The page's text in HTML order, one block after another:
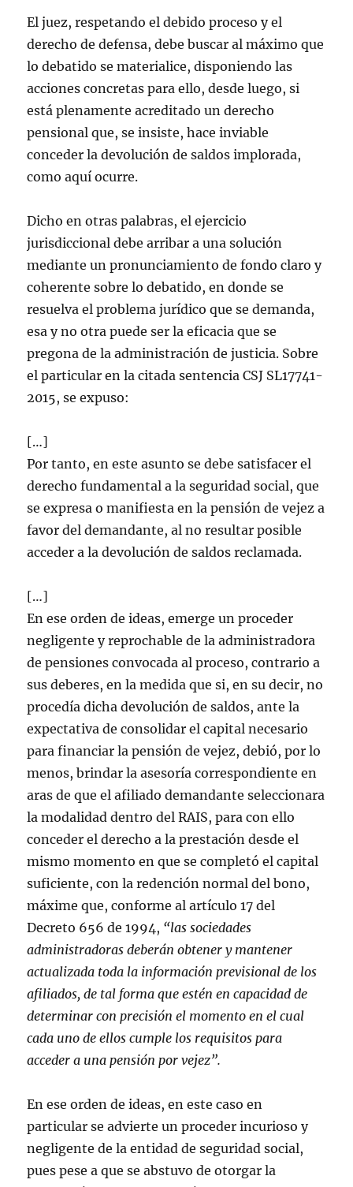
El juez, respetando el debido proceso y el
derecho de defensa, debe buscar al máximo que
lo debatido se materialice, disponiendo las
acciones concretas para ello, desde luego, si
está plenamente acreditado un derecho
pensional que, se insiste, hace inviable
conceder la devolución de saldos implorada,
como aquí ocurre.
Dicho en otras palabras, el ejercicio
jurisdiccional debe arribar a una solución
mediante un pronunciamiento de fondo claro y
coherente sobre lo debatido, en donde se
resuelva el problema jurídico que se demanda,
esa y no otra puede ser la eficacia que se
pregona de la administración de justicia. Sobre
el particular en la citada sentencia CSJ SL17741-
2015, se expuso:
[…]
Por tanto, en este asunto se debe satisfacer el
derecho fundamental a la seguridad social, que
se expresa o manifiesta en la pensión de vejez a
favor del demandante, al no resultar posible
acceder a la devolución de saldos reclamada.
[…]
En ese orden de ideas, emerge un proceder
negligente y reprochable de la administradora
de pensiones convocada al proceso, contrario a
sus deberes, en la medida que si, en su decir, no
procedía dicha devolución de saldos, ante la
expectativa de consolidar el capital necesario
para financiar la pensión de vejez, debió, por lo
menos, brindar la asesoría correspondiente en
aras de que el afiliado demandante seleccionara
la modalidad dentro del RAIS, para con ello
conceder el derecho a la prestación desde el
mismo momento en que se completó el capital
suficiente, con la redención normal del bono,
máxime que, conforme al artículo 17 del
Decreto 656 de 1994, “las sociedades
administradoras deberán obtener y mantener
actualizada toda la información previsional de los
afiliados, de tal forma que estén en capacidad de
determinar con precisión el momento en el cual
cada uno de ellos cumple los requisitos para
acceder a una pensión por vejez”.
En ese orden de ideas, en este caso en
particular se advierte un proceder incurioso y
negligente de la entidad de seguridad social,
pues pese a que se abstuvo de otorgar la